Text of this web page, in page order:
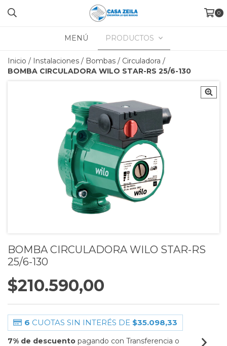
0
MENÚ PRODUCTOS
Inicio / Instalaciones / Bombas / Circuladora /
BOMBA CIRCULADORA WILO STAR-RS 25/6-130
BOMBA CIRCULADORA WILO STAR-RS
25/6-130
$210.590,00
6 CUOTAS SIN INTERÉS DE $35.098,33
7% de descuento pagando con Transferencia o